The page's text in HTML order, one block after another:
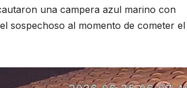
una campera azul marino con
sospechoso al momento de cometer el